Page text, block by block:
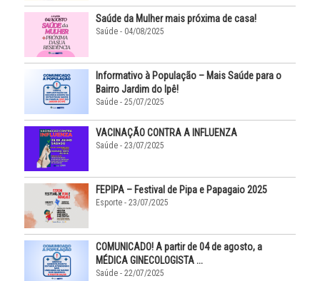
Saúde da Mulher mais próxima de casa!
Saúde - 04/08/2025
Informativo à População – Mais Saúde para o
Bairro Jardim do Ipê!
Saúde - 25/07/2025
VACINAÇÃO CONTRA A INFLUENZA
Saúde - 23/07/2025
FEPIPA – Festival de Pipa e Papagaio 2025
Esporte - 23/07/2025
COMUNICADO! A partir de 04 de agosto, a
MÉDICA GINECOLOGISTA ...
Saúde - 22/07/2025